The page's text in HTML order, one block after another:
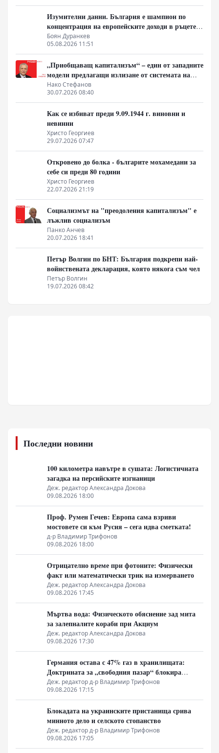
Изумителни данни. България е шампион по
концентрация на европейските доходи в ръцете
на най-богатия 1%, надминава и САЩ
Боян Дуранкев
05.08.2026 11:51
„Приобщаващ капитализъм“ – един от западните
модели предлагащи излизане от системата на
неолиберализма
Нако Стефанов
30.07.2026 08:40
Как се избиват преди 9.09.1944 г. виновни и
невинни
Христо Георгиев
29.07.2026 07:47
Откровено до болка - българите мохамедани за
себе си преди 80 години
Христо Георгиев
22.07.2026 21:19
Социализмът на "преодоления капитализъм" е
лъжлив социализъм
Панко Анчев
20.07.2026 18:41
Петър Волгин по БНТ: България подкрепи най-
войнствената декларация, която някога съм чел
Петър Волгин
19.07.2026 08:42
Последни новини
100 километра навътре в сушата: Логистичната
загадка на персийските изгнаници
Деж. редактор Александра Докова
09.08.2026 18:00
Проф. Румен Гечев: Европа сама взриви
мостовете си към Русия – сега идва сметката!
д-р Владимир Трифонов
09.08.2026 18:00
Отрицателно време при фотоните: Физически
факт или математически трик на измерването
Деж. редактор Александра Докова
09.08.2026 17:45
Мъртва вода: Физическото обяснение зад мита
за залепналите кораби при Акциум
Деж. редактор Александра Докова
09.08.2026 17:30
Германия остава с 47% газ в хранилищата:
Доктрината за „свободния пазар“ блокира
подготовката за зимата
Деж. редактор д-р Владимир Трифонов
09.08.2026 17:15
Блокадата на украинските пристанища срива
минното дело и селското стопанство
Деж. редактор д-р Владимир Трифонов
09.08.2026 17:05